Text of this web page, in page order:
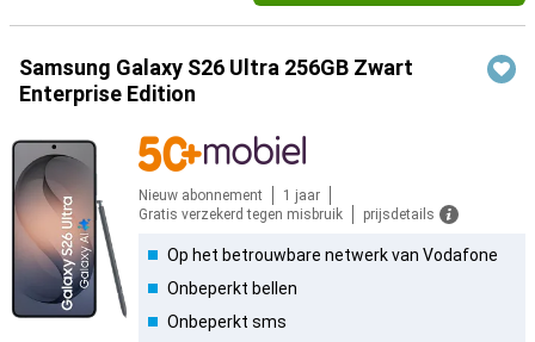
Samsung Galaxy S26 Ultra 256GB Zwart
Enterprise Edition
Nieuw abonnement
1 jaar
Gratis verzekerd tegen misbruik
prijsdetails
Op het betrouwbare netwerk van Vodafone
Onbeperkt bellen
Onbeperkt sms